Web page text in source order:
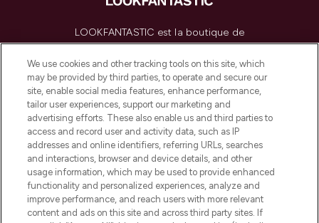
LOOKFANTASTIC est la boutique de
beauté incontournable en Europe,
proposant les meilleurs produits de soins
de la peau, des cheveux et de maquillage
de plus de 200 marques prestigieuses.
Faites vos achats en ligne ou via
l’application, avec la livraison offerte dès
55€ d'achat.
Consentement aux cookies
Do Not Sell or Share My Personal
Information
We use cookies and other tracking tools on this site, which
may be provided by third parties, to operate and secure our
site, enable social media features, enhance performance,
tailor user experiences, support our marketing and
advertising efforts. These also enable us and third parties to
access and record user and activity data, such as IP
addresses and online identifiers, referring URLs, searches
and interactions, browser and device details, and other
usage information, which may be used to provide enhanced
functionality and personalized experiences, analyze and
improve performance, and reach users with more relevant
content and ads on this site and across third party sites. If